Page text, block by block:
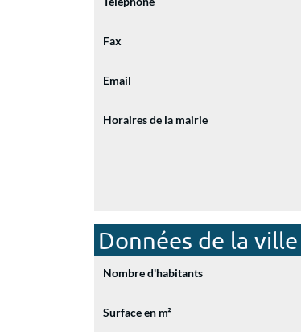
Fax
Email
Horaires de la mairie
Données de la
Nombre d'habitants
Surface en m²